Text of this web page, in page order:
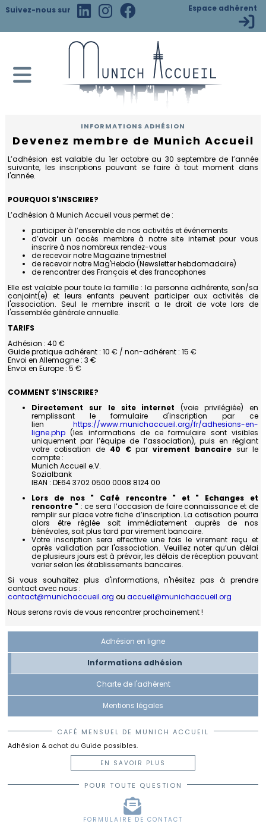
Suivez-nous sur Espace adhérent
×
ACCUEIL
Adhésion
en
ligne
Informations
adhésion
Charte
de
l'adhérent
légales
À
MUNICH
Bienvenue
en
Bavière
Quartiers
et
environs
de
Munich
Notre
pratique
Institutions
ACTIVITÉS
Calendrier
Nos
Activités
Quoi
de
neuf
L'ASSOCIATION
L'association
Le
mot
de
la
Bénévolat
FIAFE
L'équipe
ANNONCEURS
Nos
Annonceurs
Supports
de
communication
NOUS
CONTACTER
INFORMATIONS ADHÉSION
Devenez membre de Munich Accueil
L’adhésion est valable du 1er octobre au 30 septembre de l’année
suivante, les inscriptions pouvant se faire à tout moment dans
l'année.
POURQUOI S'INSCRIRE?
L’adhésion à Munich Accueil vous permet de :
participer à l’ensemble de nos activités et événements
d’avoir un accès membre à notre site internet pour vous
inscrire à nos nombreux rendez-vous
de recevoir notre Magazine trimestriel
de recevoir notre Mag'Hebdo (Newsletter hebdomadaire)
de rencontrer des Français et des francophones
Elle est valable pour toute la famille : la personne adhérente, son/sa
conjoint(e) et leurs enfants peuvent participer aux activités de
l'association. Seul le membre inscrit a le droit de vote lors de
l'assemblée générale annuelle.
TARIFS
Adhésion : 40 €
Guide pratique adhérent : 10 € / non-adhérent : 15 €
Envoi en Allemagne : 3 €
Envoi en Europe : 5 €
COMMENT S'INSCRIRE?
Directement sur le site internet (voie privilégiée) en
remplissant le formulaire d'inscription par ce
lien https://www.munichaccueil.org/fr/adhesions-en-
ligne.php (les informations de ce formulaire sont visibles
uniquement par l’équipe de l’association), puis en réglant
votre cotisation de 40 €parvirement bancaire sur le
compte :
Munich Accueil e.V.
Sozialbank
​​IBAN : DE64 3702 0500 0008 8124 00
Lors de nos " Café rencontre " et " Echanges et
rencontre " : ce sera l’occasion de faire connaissance et de
remplir sur place votre fiche d’inscription. La cotisation pourra
alors être réglée soit immédiatement auprès de nos
bénévoles, soit plus tard par virement bancaire.
Votre inscription sera effective une fois le virement reçu et
après validation par l'association. Veuillez noter qu’un délai
de plusieurs jours est à prévoir, les délais de réception pouvant
varier selon les établissements bancaires.
Si vous souhaitez plus d'informations, n'hésitez pas à prendre
contact avec nous :
contact@munichaccueil.org ouaccueil@munichaccueil.org
Nous serons ravis de vous rencontrer prochainement !
Adhésion en ligne
Informations adhésion
Charte de l'adhérent
Mentions légales
CAFÉ MENSUEL DE MUNICH ACCUEIL
Adhésion & achat du Guide possibles.
EN SAVOIR PLUS
POUR TOUTE QUESTION
FORMULAIRE DE CONTACT